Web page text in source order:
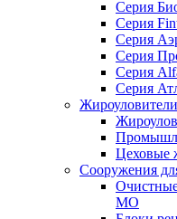
Серия
Серия
Серия
Серия
Серия
Серия
Цеховые
Сооружения
МО